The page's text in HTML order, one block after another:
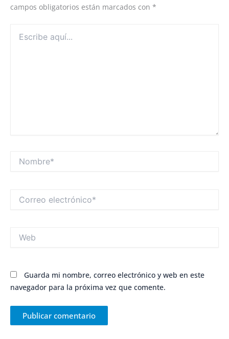
campos obligatorios están marcados con *
aquí...
electrónico*
Guarda mi nombre, correo electrónico y web en este
navegador para la próxima vez que comente.